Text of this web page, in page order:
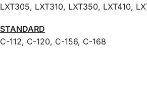
LXT305, LXT310, LXT350, LXT410,
STANDARD
C-112, C-120, C-156, C-168